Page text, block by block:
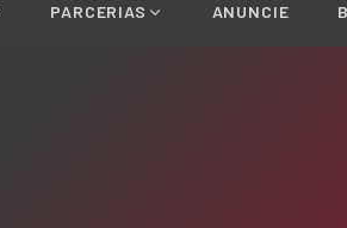
PARCERIAS ANUNCIE